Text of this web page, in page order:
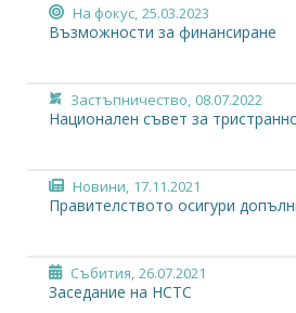
На фокус, 25.03.2023
Възможности за финансиране
Застъпничество, 08.07.2022
Национален съвет за
Новини, 17.11.2021
Правителството осигури
Събития, 26.07.2021
Заседание на НСТС